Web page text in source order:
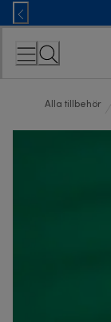
Skip
to
Content
Alla tillbehör